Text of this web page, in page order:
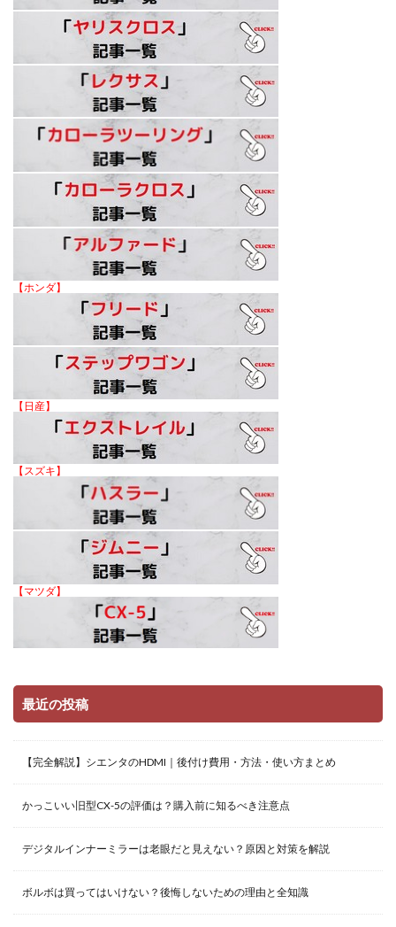
【ホンダ】
【日産】
【スズキ】
【マツダ】
最近の投稿
【完全解説】シエンタのHDMI｜後付け費用・方法・使い方まとめ
かっこいい旧型CX-5の評価は？購入前に知るべき注意点
デジタルインナーミラーは老眼だと見えない？原因と対策を解説
ボルボは買ってはいけない？後悔しないための理由と全知識